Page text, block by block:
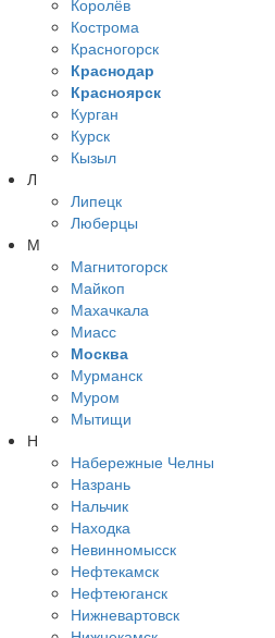
Кострома
Красногорск
Краснодар
Красноярск
Курган
Курск
Кызыл
Л
Липецк
Люберцы
М
Магнитогорск
Майкоп
Махачкала
Миасс
Москва
Мурманск
Муром
Мытищи
Н
Набережные Челны
Назрань
Нальчик
Находка
Невинномысск
Нефтекамск
Нефтеюганск
Нижневартовск